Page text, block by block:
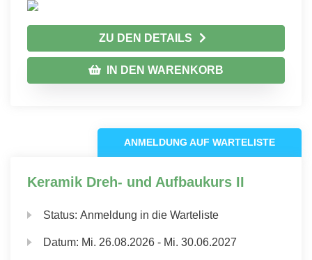
ZU DEN DETAILS
IN DEN WARENKORB
ANMELDUNG AUF WARTELISTE
Keramik Dreh- und Aufbaukurs II
Status:Anmeldung in die Warteliste
Datum: Mi. 26.08.2026 - Mi. 30.06.2027